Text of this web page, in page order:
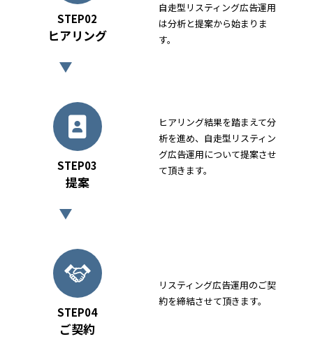
STEP02
ヒアリング
自走型リスティング広告運用
は分析と提案から始まりま
す。
STEP03
提案
ヒアリング結果を踏まえて分
析を進め、自走型リスティン
グ広告運用について提案させ
て頂きます。
STEP04
ご契約
リスティング広告運用のご契
約を締結させて頂きます。